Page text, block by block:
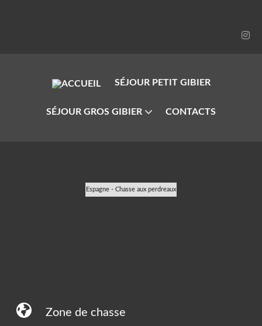
SÉJOUR PETIT GIBIER
SÉJOUR GROS GIBIER CONTACTS
Espagne - Chasse aux perdreaux
Zone de chasse